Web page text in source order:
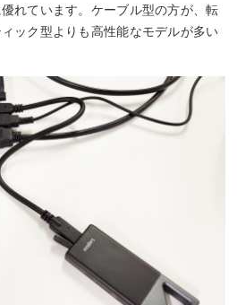
れています。ケーブル型の方が、転
ック型よりも高性能なモデルが多い